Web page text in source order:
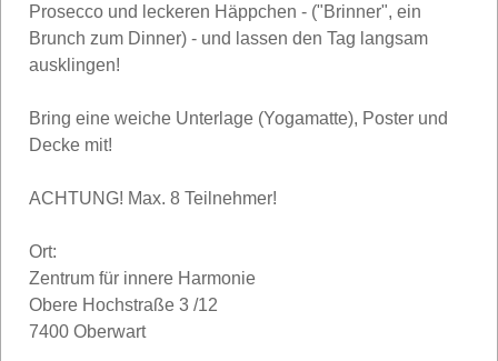
Prosecco und leckeren Häppchen - ("Brinner", ein
Brunch zum Dinner) - und lassen den Tag langsam
ausklingen!
Bring eine weiche Unterlage (Yogamatte), Poster und
Decke mit!
ACHTUNG! Max. 8 Teilnehmer!
Ort:
Zentrum für innere Harmonie
Obere Hochstraße 3 /12
7400 Oberwart